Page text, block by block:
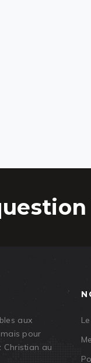
aux
pour
Christian au